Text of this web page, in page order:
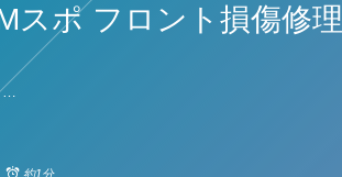
スポ フロント損傷修理
約1分